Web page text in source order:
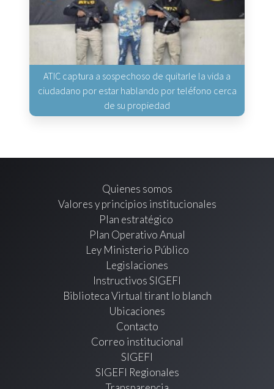
ATIC captura a sospechoso de quitarle la vida a
ciudadano por estar hablando por teléfono cerca
de su propiedad
Quienes somos
Valores y principios institucionales
Plan estratégico
Plan Operativo Anual
Ley Ministerio Público
Legislaciones
Instructivos SIGEFI
Biblioteca Virtual tirant lo blanch
Ubicaciones
Contacto
Correo institucional
SIGEFI
SIGEFI Regionales